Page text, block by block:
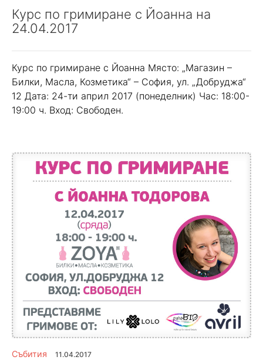
Курс по гримиране с Йоанна на
24.04.2017
Курс по гримиране с Йоанна Място: „Магазин –
Билки, Масла, Козметика“ – София, ул. „Добруджа“
12 Дата: 24-ти април 2017 (понеделник) Час: 18:00-
19:00 ч. Вход: Свободен.
Събития 11.04.2017